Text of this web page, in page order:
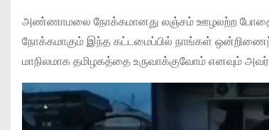
அண்ணாமலை நோக்கமானது லஞ்சம் ஊழலற்ற போதை
நோக்கமாகும் இந்த கட்டமைப்பில் நாங்கள்
மாநிலமாக தமிழகத்தை உருவாக்குவோம் எனவும் அவர்